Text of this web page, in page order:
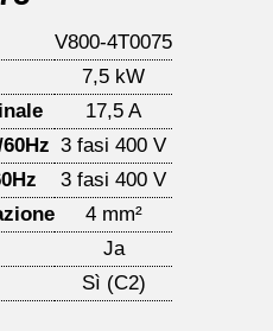
V800-4T0075
7,5 kW
17,5 A
3 fasi 400 V
3 fasi 400 V
4 mm²
Ja
Sì (C2)